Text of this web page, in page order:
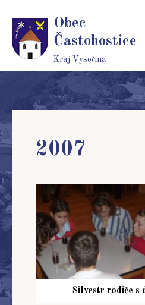
Obec
Častohostice
Kraj Vysočina
2007
Silvestr rodiče s